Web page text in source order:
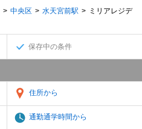
中央区 水天宮前駅
ミリアレジデ
保存中の条件
住所から
通勤通学時間から